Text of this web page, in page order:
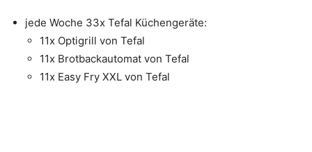
jede Woche 33x Tefal Küchengeräte:
11x Optigrill von Tefal
11x Brotbackautomat von Tefal
11x Easy Fry XXL von Tefal